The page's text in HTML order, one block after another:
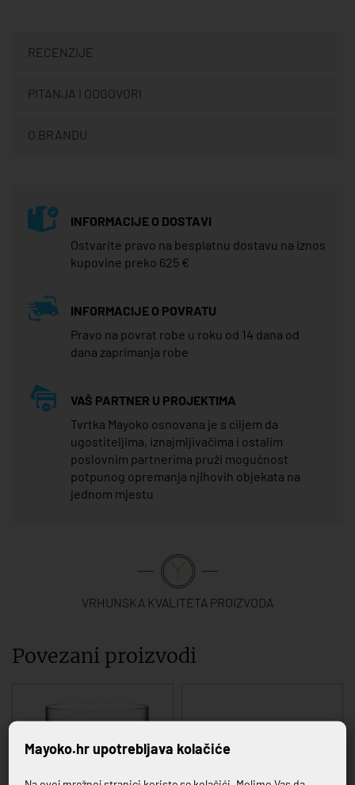
RECENZIJE
PITANJA I ODGOVORI
O BRANDU
INFORMACIJE O DOSTAVI
Ostvarite pravo na besplatnu dostavu na iznos
kupovine preko 625 €
INFORMACIJE O POVRATU
Pravo na povrat robe u roku od 14 dana od
dana zaprimanja robe
VAŠ PARTNER U PROJEKTIMA
Tvrtka Mayoko osnovana je s ciljem da
ugostiteljima, iznajmljivačima i ostalim
poslovnim partnerima pruži mogućnost
potpunog opremanja njihovih objekata na
jednom mjestu
VRHUNSKA KVALITETA PROIZVODA
Povezani proizvodi
Mayoko.hr upotrebljava kolačiće